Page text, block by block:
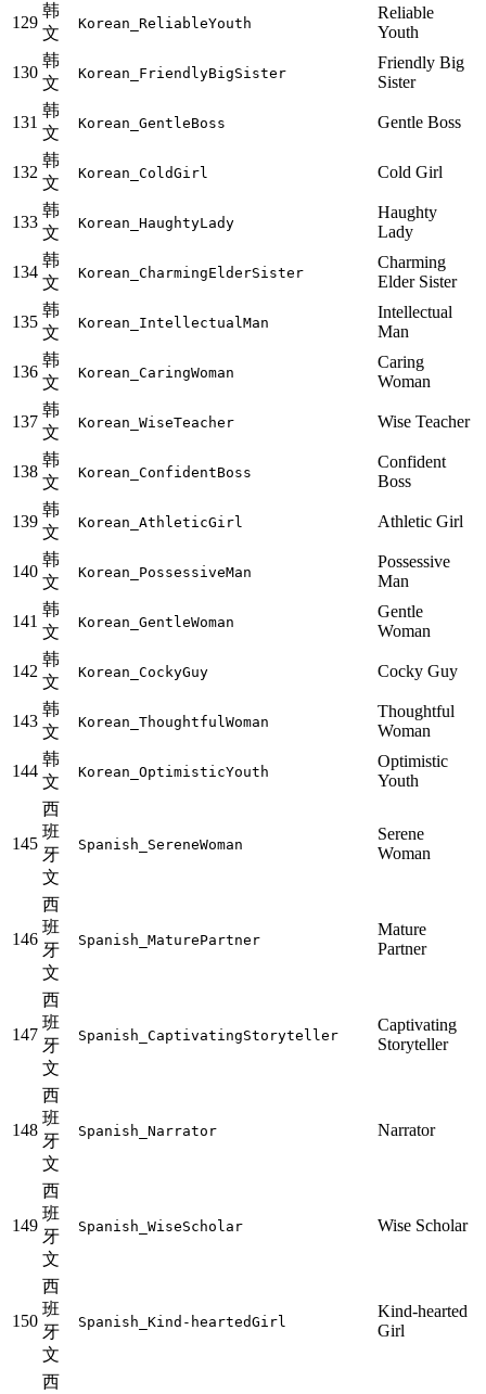
129
韩
文
Korean_ReliableYouth
Reliable
Youth
130
韩
文
Korean_FriendlyBigSister
Friendly Big
Sister
131
韩
文
Korean_GentleBoss Gentle Boss
132
韩
文
Korean_ColdGirl Cold Girl
133
韩
文
Korean_HaughtyLady
Haughty
Lady
134
韩
文
Korean_CharmingElderSister
Charming
Elder Sister
135
韩
文
Korean_IntellectualMan
Intellectual
Man
136
韩
文
Korean_CaringWoman
Caring
Woman
137
韩
文
Korean_WiseTeacher Wise Teacher
138
韩
文
Korean_ConfidentBoss
Confident
Boss
139
韩
文
Korean_AthleticGirl Athletic Girl
140
韩
文
Korean_PossessiveMan
Possessive
Man
141
韩
文
Korean_GentleWoman
Gentle
Woman
142
韩
文
Korean_CockyGuy Cocky Guy
143
韩
文
Korean_ThoughtfulWoman
Thoughtful
Woman
144
韩
文
Korean_OptimisticYouth
Optimistic
Youth
145
西
班
牙
文
Spanish_SereneWoman
Serene
Woman
146
西
班
牙
文
Spanish_MaturePartner
Mature
Partner
147
西
班
牙
文
Spanish_CaptivatingStoryteller
Captivating
Storyteller
148
西
班
牙
文
Spanish_Narrator Narrator
149
西
班
牙
文
Spanish_WiseScholar Wise Scholar
150
西
班
牙
文
Spanish_Kind-heartedGirl
Kind-hearted
Girl
西